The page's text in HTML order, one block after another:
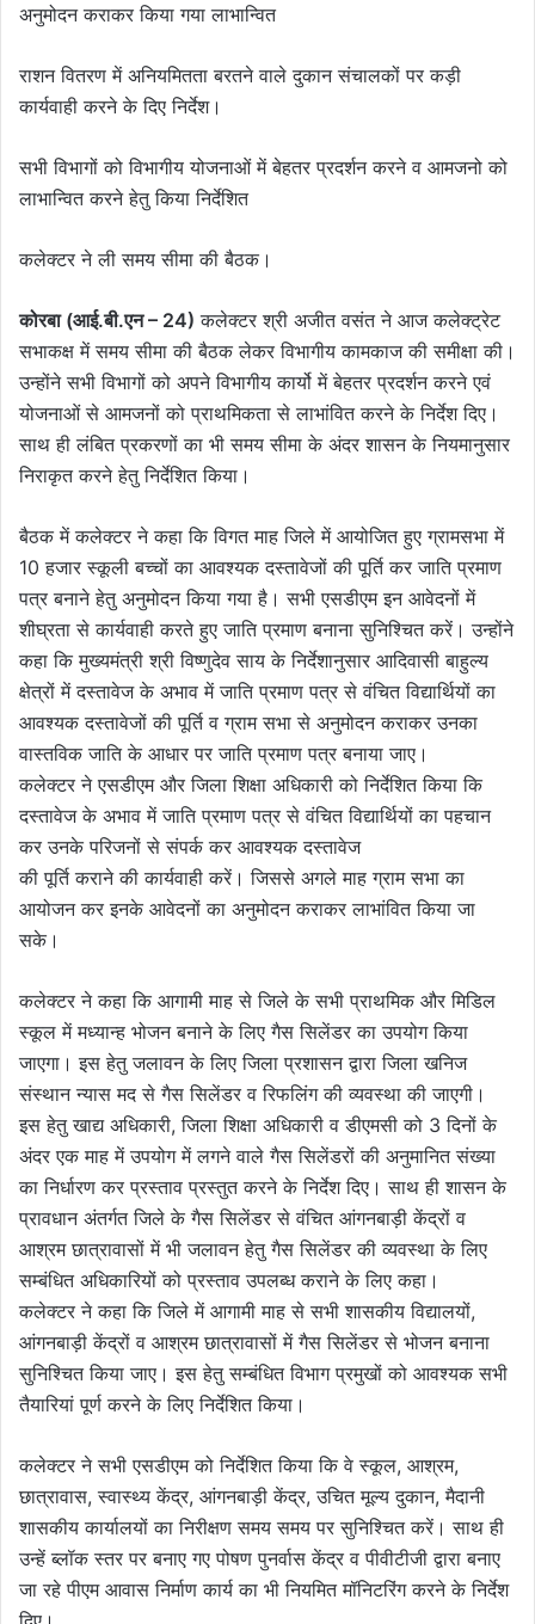
अनुमोदन कराकर किया गया लाभान्वित
राशन वितरण में अनियमितता बरतने वाले दुकान संचालकों पर कड़ी
कार्यवाही करने के दिए निर्देश।
सभी विभागों को विभागीय योजनाओं में बेहतर प्रदर्शन करने व आमजनो को
लाभान्वित करने हेतु किया निर्देशित
कलेक्टर ने ली समय सीमा की बैठक।
कोरबा (आई.बी.एन – 24) कलेक्टर श्री अजीत वसंत ने आज कलेक्ट्रेट
सभाकक्ष में समय सीमा की बैठक लेकर विभागीय कामकाज की समीक्षा की।
उन्होंने सभी विभागों को अपने विभागीय कार्यो में बेहतर प्रदर्शन करने एवं
योजनाओं से आमजनों को प्राथमिकता से लाभांवित करने के निर्देश दिए।
साथ ही लंबित प्रकरणों का भी समय सीमा के अंदर शासन के नियमानुसार
निराकृत करने हेतु निर्देशित किया।
बैठक में कलेक्टर ने कहा कि विगत माह जिले में आयोजित हुए ग्रामसभा में
10 हजार स्कूली बच्चों का आवश्यक दस्तावेजों की पूर्ति कर जाति प्रमाण
पत्र बनाने हेतु अनुमोदन किया गया है। सभी एसडीएम इन आवेदनों में
शीघ्रता से कार्यवाही करते हुए जाति प्रमाण बनाना सुनिश्चित करें। उन्होंने
कहा कि मुख्यमंत्री श्री विष्णुदेव साय के निर्देशानुसार आदिवासी बाहुल्य
क्षेत्रों में दस्तावेज के अभाव में जाति प्रमाण पत्र से वंचित विद्यार्थियों का
आवश्यक दस्तावेजों की पूर्ति व ग्राम सभा से अनुमोदन कराकर उनका
वास्तविक जाति के आधार पर जाति प्रमाण पत्र बनाया जाए।
कलेक्टर ने एसडीएम और जिला शिक्षा अधिकारी को निर्देशित किया कि
दस्तावेज के अभाव में जाति प्रमाण पत्र से वंचित विद्यार्थियों का पहचान
कर उनके परिजनों से संपर्क कर आवश्यक दस्तावेज
की पूर्ति कराने की कार्यवाही करें। जिससे अगले माह ग्राम सभा का
आयोजन कर इनके आवेदनों का अनुमोदन कराकर लाभांवित किया जा
सके।
कलेक्टर ने कहा कि आगामी माह से जिले के सभी प्राथमिक और मिडिल
स्कूल में मध्यान्ह भोजन बनाने के लिए गैस सिलेंडर का उपयोग किया
जाएगा। इस हेतु जलावन के लिए जिला प्रशासन द्वारा जिला खनिज
संस्थान न्यास मद से गैस सिलेंडर व रिफलिंग की व्यवस्था की जाएगी।
इस हेतु खाद्य अधिकारी, जिला शिक्षा अधिकारी व डीएमसी को 3 दिनों के
अंदर एक माह में उपयोग में लगने वाले गैस सिलेंडरों की अनुमानित संख्या
का निर्धारण कर प्रस्ताव प्रस्तुत करने के निर्देश दिए। साथ ही शासन के
प्रावधान अंतर्गत जिले के गैस सिलेंडर से वंचित आंगनबाड़ी केंद्रों व
आश्रम छात्रावासों में भी जलावन हेतु गैस सिलेंडर की व्यवस्था के लिए
सम्बंधित अधिकारियों को प्रस्ताव उपलब्ध कराने के लिए कहा।
कलेक्टर ने कहा कि जिले में आगामी माह से सभी शासकीय विद्यालयों,
आंगनबाड़ी केंद्रों व आश्रम छात्रावासों में गैस सिलेंडर से भोजन बनाना
सुनिश्चित किया जाए। इस हेतु सम्बंधित विभाग प्रमुखों को आवश्यक सभी
तैयारियां पूर्ण करने के लिए निर्देशित किया।
कलेक्टर ने सभी एसडीएम को निर्देशित किया कि वे स्कूल, आश्रम,
छात्रावास, स्वास्थ्य केंद्र, आंगनबाड़ी केंद्र, उचित मूल्य दुकान, मैदानी
शासकीय कार्यालयों का निरीक्षण समय समय पर सुनिश्चित करें। साथ ही
उन्हें ब्लॉक स्तर पर बनाए गए पोषण पुनर्वास केंद्र व पीवीटीजी द्वारा बनाए
जा रहे पीएम आवास निर्माण कार्य का भी नियमित मॉनिटरिंग करने के निर्देश